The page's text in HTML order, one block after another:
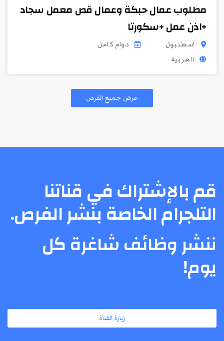
مطلوب عمال حبكة وعمال قص معمل سجاد
+اذن عمل +سكورتا
اسطنبول
دوام كامل
العربية
عرض جميع الفرص
قم بالإشتراك في قناتنا
التلجرام الخاصة بنشر الفرص.
ننشر وظائف شاغرة كل
يوم!
زيارة القناة